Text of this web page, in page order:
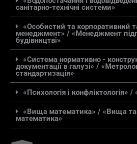
санітарно-технічні системи»
«Особистий та корпоративний
менеджмент» / «Менеджмент
будівництві»
«Система нормативно -
документації в галузі» /
стандартизація»
«Психологія і конфліктологія» /
«Вища математика» / «Вища та
математика»